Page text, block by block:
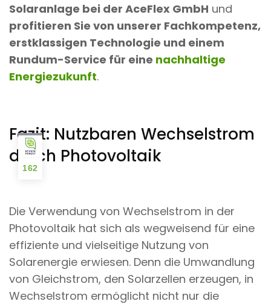
Solaranlage bei der AceFlex GmbH und
profitieren Sie von unserer Fachkompetenz,
erstklassigen Technologie und einem
Rundum-Service für eine nachhaltige
Energiezukunft.
Fazit: Nutzbaren Wechselstrom
durch Photovoltaik
Die Verwendung von Wechselstrom in der
Photovoltaik hat sich als wegweisend für eine
effiziente und vielseitige Nutzung von
Solarenergie erwiesen. Denn die Umwandlung
von Gleichstrom, den Solarzellen erzeugen, in
Wechselstrom ermöglicht nicht nur die
162